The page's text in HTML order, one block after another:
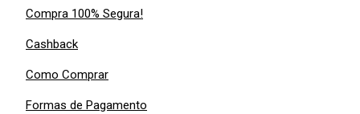
Compra 100% Segura!
Cashback
Como Comprar
Formas de Pagamento